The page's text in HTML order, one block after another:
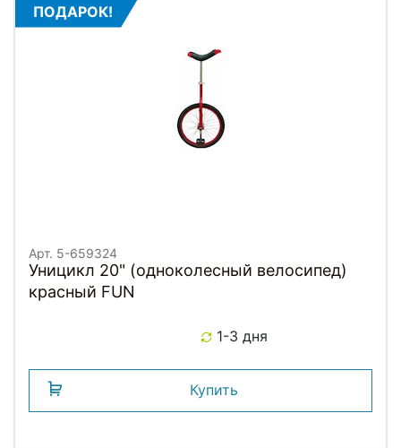
ПОДАРОК!
Арт. 5-659324
Уницикл 20" (одноколесный велосипед)
красный FUN
1-3 дня
Купить